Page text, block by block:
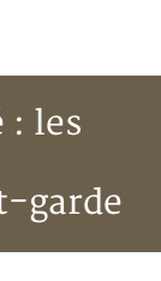
: les
garde